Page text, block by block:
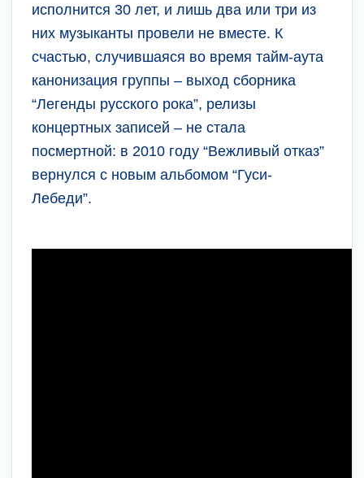
исполнится 30 лет, и лишь два или три из
них музыканты провели не вместе. К
счастью, случившаяся во время тайм-аута
канонизация группы – выход сборника
“Легенды русского рока”, релизы
концертных записей – не стала
посмертной: в 2010 году “Вежливый отказ”
вернулся с новым альбомом “Гуси-
Лебеди”.